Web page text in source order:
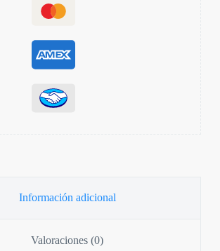
Información adicional
Valoraciones (0)